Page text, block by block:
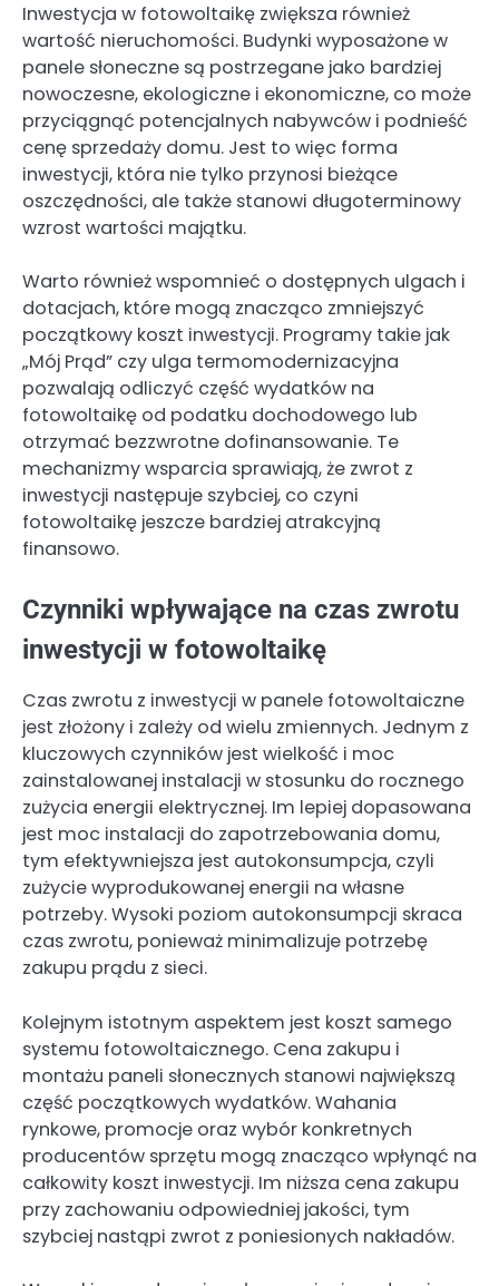
Inwestycja w fotowoltaikę zwiększa również
wartość nieruchomości. Budynki wyposażone w
panele słoneczne są postrzegane jako bardziej
nowoczesne, ekologiczne i ekonomiczne, co może
przyciągnąć potencjalnych nabywców i podnieść
cenę sprzedaży domu. Jest to więc forma
inwestycji, która nie tylko przynosi bieżące
oszczędności, ale także stanowi długoterminowy
wzrost wartości majątku.
Warto również wspomnieć o dostępnych ulgach i
dotacjach, które mogą znacząco zmniejszyć
początkowy koszt inwestycji. Programy takie jak
„Mój Prąd” czy ulga termomodernizacyjna
pozwalają odliczyć część wydatków na
fotowoltaikę od podatku dochodowego lub
otrzymać bezzwrotne dofinansowanie. Te
mechanizmy wsparcia sprawiają, że zwrot z
inwestycji następuje szybciej, co czyni
fotowoltaikę jeszcze bardziej atrakcyjną
finansowo.
Czynniki wpływające na czas zwrotu
inwestycji w fotowoltaikę
Czas zwrotu z inwestycji w panele fotowoltaiczne
jest złożony i zależy od wielu zmiennych. Jednym z
kluczowych czynników jest wielkość i moc
zainstalowanej instalacji w stosunku do rocznego
zużycia energii elektrycznej. Im lepiej dopasowana
jest moc instalacji do zapotrzebowania domu,
tym efektywniejsza jest autokonsumpcja, czyli
zużycie wyprodukowanej energii na własne
potrzeby. Wysoki poziom autokonsumpcji skraca
czas zwrotu, ponieważ minimalizuje potrzebę
zakupu prądu z sieci.
Kolejnym istotnym aspektem jest koszt samego
systemu fotowoltaicznego. Cena zakupu i
montażu paneli słonecznych stanowi największą
część początkowych wydatków. Wahania
rynkowe, promocje oraz wybór konkretnych
producentów sprzętu mogą znacząco wpłynąć na
całkowity koszt inwestycji. Im niższa cena zakupu
przy zachowaniu odpowiedniej jakości, tym
szybciej nastąpi zwrot z poniesionych nakładów.